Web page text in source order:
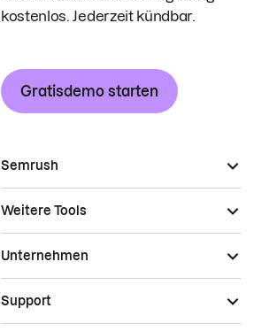
kostenlos. Jederzeit kündbar.
Gratisdemo starten
Semrush
Weitere Tools
Unternehmen
Support